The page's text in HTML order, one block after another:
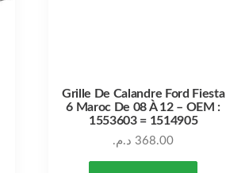
Grille De Calandre Ford Fiesta
6 Maroc De 08 À 12 – OEM :
1553603 = 1514905
368.00 د.م.